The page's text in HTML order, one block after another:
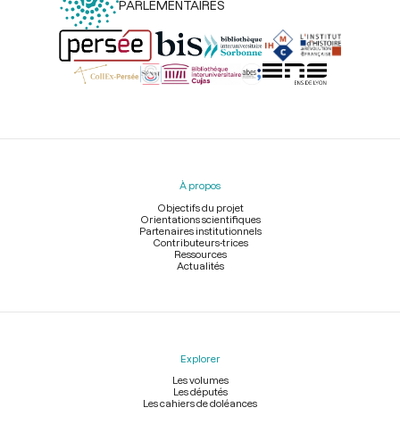
PARLEMENTAIRES
Menu
À propos
Objectifs du projet
Orientations scientifiques
Partenaires institutionnels
Contributeurs-trices
Ressources
Actualités
Explorer
Les volumes
Les députés
Les cahiers de doléances